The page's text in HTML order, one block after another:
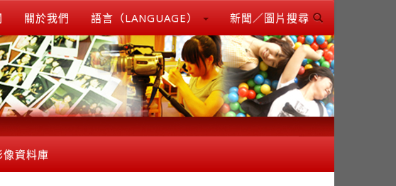
關於我們 語言（LANGUAGE） 新聞／圖片搜尋
像資料庫